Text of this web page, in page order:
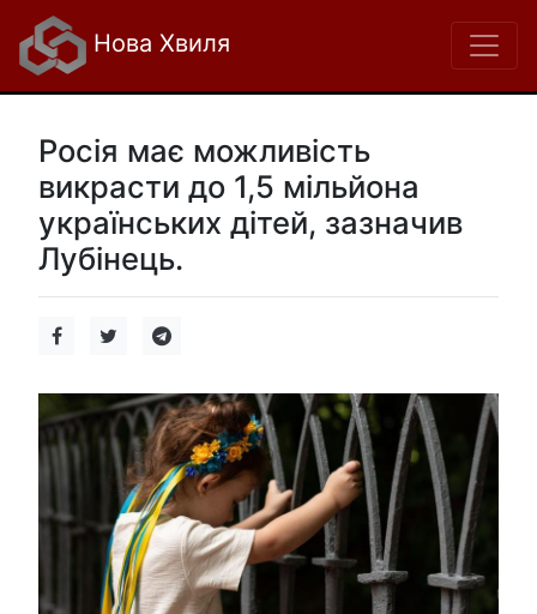
Нова Хвиля
Росія має можливість
викрасти до 1,5 мільйона
українських дітей, зазначив
Лубінець.